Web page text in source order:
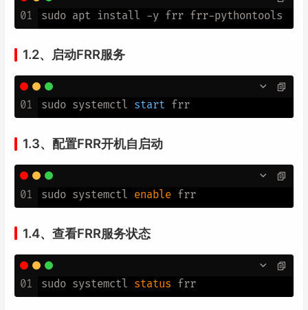
01
1.2、启动FRR服务
01 sudo systemctl start
1.3、配置FRR开机自启动
01 sudo systemctl enable
1.4、查看FRR服务状态
01 sudo systemctl status